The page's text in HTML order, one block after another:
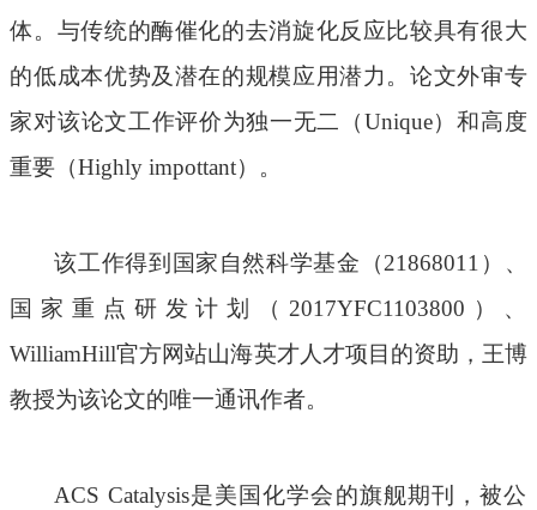
体。 与传统的酶催化的去消旋化反应比较具有很大
的低成本优势及潜在的规模应用潜力。论文外审专
家对该论文工作评价为独一无二（Unique）和高度
重要 （Highly impottant）。
该工作得到国家自然科学基金（21868011）、
国家重点研发计划（2017YFC1103800）、
WilliamHill官方网站山海英才人才项目的资助 ，王博
教授为该论文的唯一通讯作者。
ACS Catalysis是美国化学会的旗舰期刊，被公